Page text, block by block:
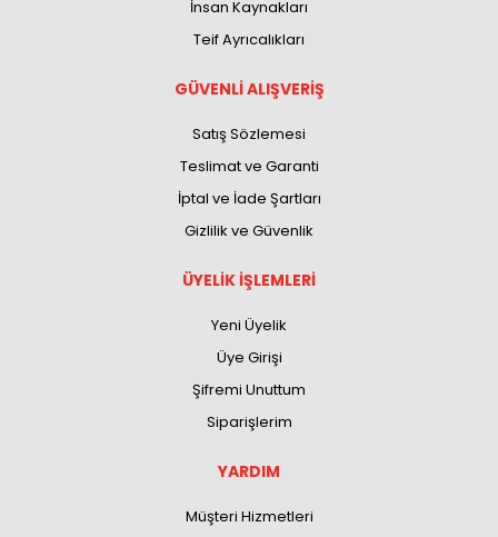
İnsan Kaynakları
Teif Ayrıcalıkları
GÜVENLİ ALIŞVERİŞ
Satış Sözlemesi
Teslimat ve Garanti
İptal ve İade Şartları
Gizlilik ve Güvenlik
ÜYELİK İŞLEMLERİ
Yeni Üyelik
Üye Girişi
Şifremi Unuttum
Siparişlerim
YARDIM
Müşteri Hizmetleri